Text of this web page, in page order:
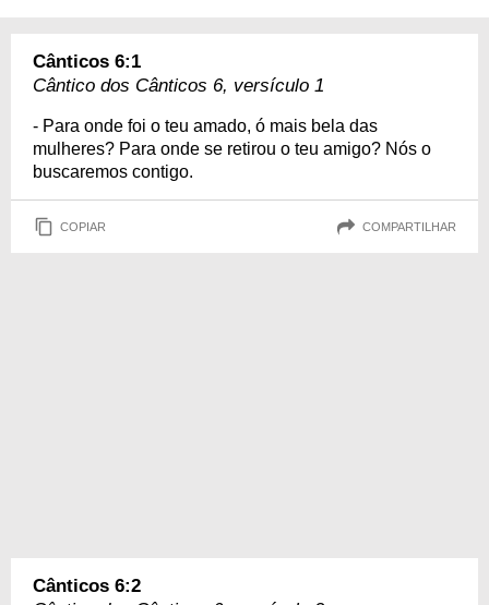
Cânticos 6:1
Cântico dos Cânticos 6, versículo 1
- Para onde foi o teu amado, ó mais bela das
mulheres? Para onde se retirou o teu amigo? Nós o
buscaremos contigo.
COPIAR COMPARTILHAR
Cânticos 6:2